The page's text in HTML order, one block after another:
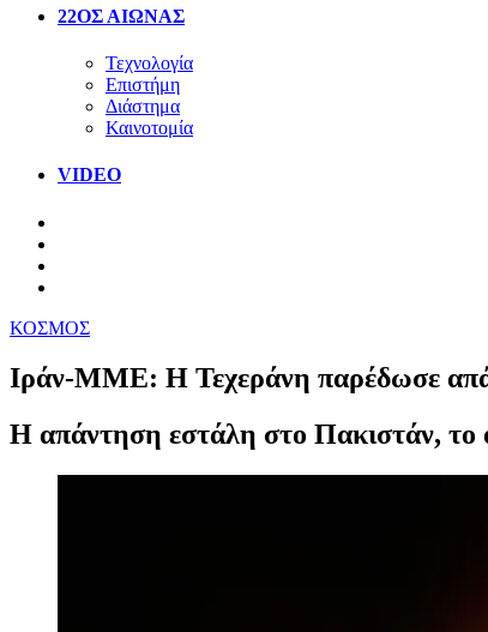
22ΟΣ ΑΙΩΝΑΣ
Τεχνολογία
Επιστήμη
Διάστημα
Καινοτομία
VIDEO
ΚΟΣΜΟΣ
Ιράν-ΜΜΕ: Η Τεχεράνη παρέδωσε
Η απάντηση εστάλη στο Πακιστάν, το